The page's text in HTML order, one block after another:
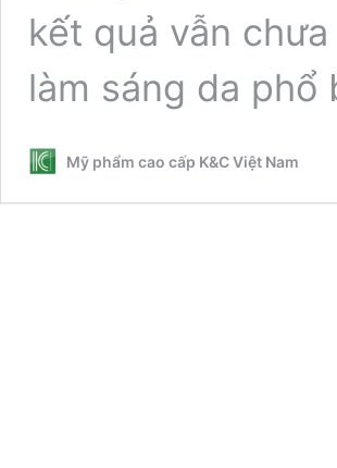
kết quả vẫn
làm sáng da
Mỹ phẩm cao cấp K&C Việt Nam